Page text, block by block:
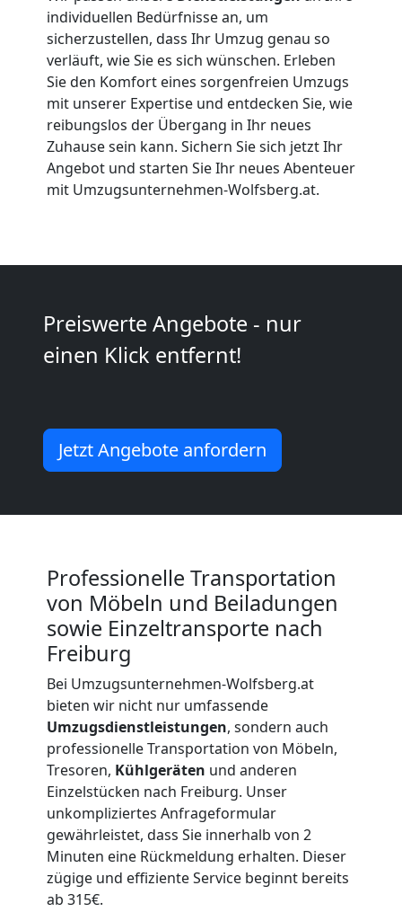
individuellen Bedürfnisse an, um
sicherzustellen, dass Ihr Umzug genau so
verläuft, wie Sie es sich wünschen. Erleben
Sie den Komfort eines sorgenfreien Umzugs
mit unserer Expertise und entdecken Sie, wie
reibungslos der Übergang in Ihr neues
Zuhause sein kann. Sichern Sie sich jetzt Ihr
Angebot und starten Sie Ihr neues Abenteuer
mit Umzugsunternehmen-Wolfsberg.at.
Preiswerte Angebote - nur
einen Klick entfernt!
Jetzt Angebote anfordern
Professionelle Transportation
von Möbeln und Beiladungen
sowie Einzeltransporte nach
Freiburg
Bei Umzugsunternehmen-Wolfsberg.at
bieten wir nicht nur umfassende
Umzugsdienstleistungen, sondern auch
professionelle Transportation von Möbeln,
Tresoren, Kühlgeräten und anderen
Einzelstücken nach Freiburg. Unser
unkompliziertes Anfrageformular
gewährleistet, dass Sie innerhalb von 2
Minuten eine Rückmeldung erhalten. Dieser
zügige und effiziente Service beginnt bereits
ab 315€.
Firmenumzug
Wolfsberg
Büroumzug
Wolfsberg
Tragehilfe
Kleiner
Umzug
Küchenumzug
Wolfsberg
Umzug
und
Lagerung
Wolfsberg